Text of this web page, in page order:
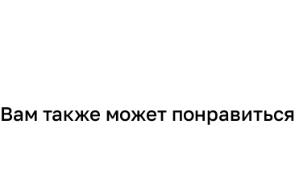
Вам также может понравиться